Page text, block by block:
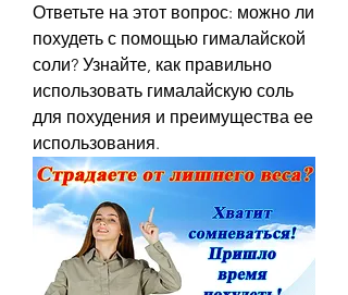
Ответьте на этот вопрос: можно ли
похудеть с помощью гималайской
соли? Узнайте, как правильно
использовать гималайскую соль
для похудения и преимущества ее
использования.